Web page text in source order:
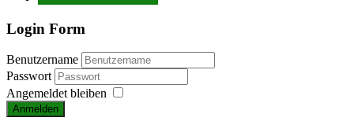
Login Form
Benutzername
Passwort
Angemeldet bleiben
Anmelden